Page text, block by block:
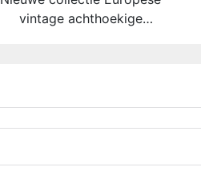
vintage achthoekige